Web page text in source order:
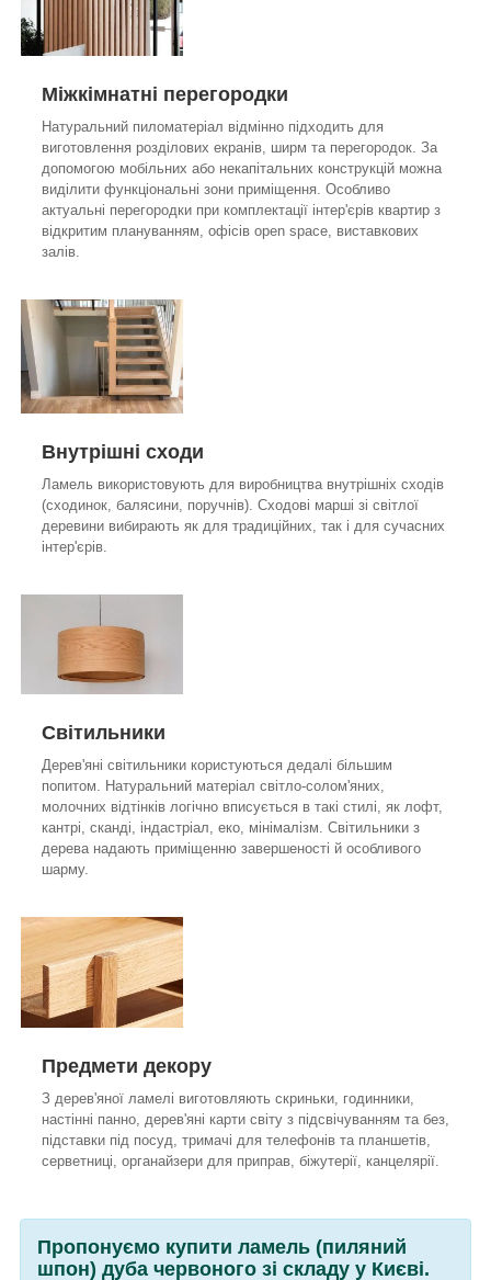
Міжкімнатні перегородки
Натуральний пиломатеріал відмінно підходить для
виготовлення розділових екранів, ширм та перегородок. За
допомогою мобільних або некапітальних конструкцій можна
виділити функціональні зони приміщення. Особливо
актуальні перегородки при комплектації інтер'єрів квартир з
відкритим плануванням, офісів open space, виставкових
залів.
Внутрішні сходи
Ламель використовують для виробництва внутрішніх сходів
(сходинок, балясини, поручнів). Сходові марші зі світлої
деревини вибирають як для традиційних, так і для сучасних
інтер'єрів.
Світильники
Дерев'яні світильники користуються дедалі більшим
попитом. Натуральний матеріал світло-солом'яних,
молочних відтінків логічно вписується в такі стилі, як лофт,
кантрі, сканді, індастріал, еко, мінімалізм. Світильники з
дерева надають приміщенню завершеності й особливого
шарму.
Предмети декору
З дерев'яної ламелі виготовляють скриньки, годинники,
настінні панно, дерев'яні карти світу з підсвічуванням та без,
підставки під посуд, тримачі для телефонів та планшетів,
серветниці, органайзери для приправ, біжутерії, канцелярії.
Пропонуємо купити ламель (пиляний
шпон) дуба червоного зі складу у Києві.